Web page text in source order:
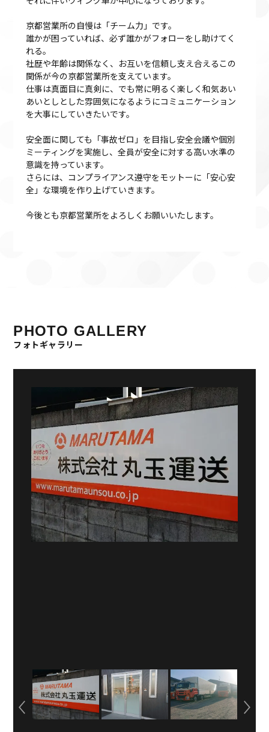
京都営業所の自慢は「チーム力」です。
誰かが困っていれば、必ず誰かがフォローをし助けてく
れる。
社歴や年齢は関係なく、お互いを信頼し支え合えるこの
関係が今の京都営業所を支えています。
仕事は真面目に真剣に、でも常に明るく楽しく和気あい
あいとしとした雰囲気になるようにコミュニケーション
を大事にしていきたいです。
安全面に関しても「事故ゼロ」を目指し安全会議や個別
ミーティングを実施し、全員が安全に対する高い水準の
意識を持っています。
さらには、コンプライアンス遵守をモットーに「安心安
全」な環境を作り上げていきます。
今後とも京都営業所をよろしくお願いいたします。
PHOTO GALLERY
フォトギャラリー